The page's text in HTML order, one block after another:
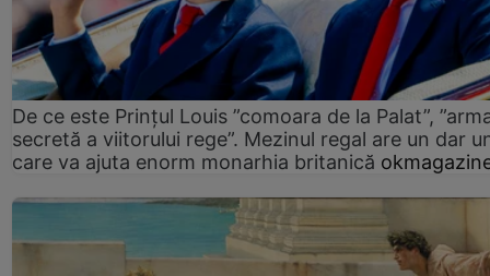
De ce este Prințul Louis ”comoara de la Palat”,
secretă a viitorului rege”. Mezinul regal are un dar
care va ajuta enorm monarhia britanică